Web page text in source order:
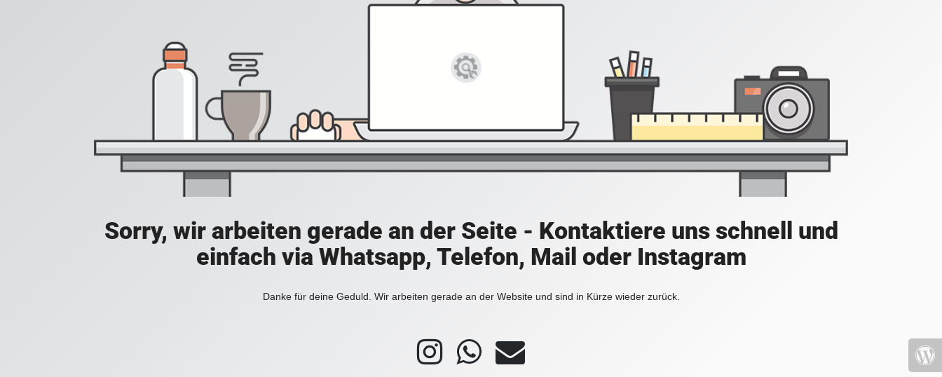
Sorry, wir arbeiten gerade an der Seite - Kontaktiere uns schnell und
einfach via Whatsapp, Telefon, Mail oder Instagram
Danke für deine Geduld. Wir arbeiten gerade an der Website und sind in Kürze wieder zurück.